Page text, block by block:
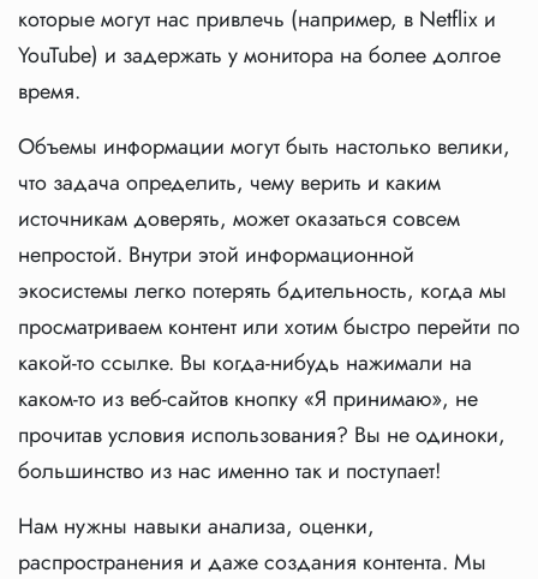
которые могут нас привлечь (например, в Netflix и
YouTube) и задержать у монитора на более долгое
время.
Объемы информации могут быть настолько велики,
что задача определить, чему верить и каким
источникам доверять, может оказаться совсем
непростой. Внутри этой информационной
экосистемы легко потерять бдительность, когда мы
просматриваем контент или хотим быстро перейти по
какой-то ссылке. Вы когда-нибудь нажимали на
каком-то из веб-сайтов кнопку «Я принимаю», не
прочитав условия использования? Вы не одиноки,
большинство из нас именно так и поступает!
Нам нужны навыки анализа, оценки,
распространения и даже создания контента. Мы